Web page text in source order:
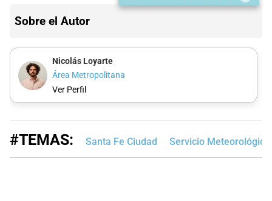
Sobre el Autor
Nicolás Loyarte
Área Metropolitana
Ver Perfil
#TEMAS: Santa Fe Ciudad Servicio